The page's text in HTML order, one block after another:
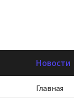
Новости
Главная